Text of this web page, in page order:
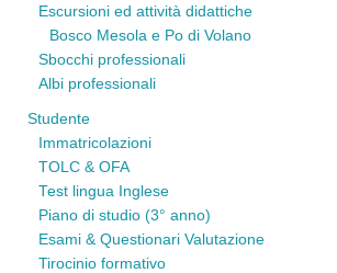
Escursioni ed attività didattiche
Bosco Mesola e Po di Volano
Sbocchi professionali
Albi professionali
Studente
Immatricolazioni
TOLC & OFA
Test lingua Inglese
Piano di studio (3° anno)
Esami & Questionari Valutazione
Tirocinio formativo